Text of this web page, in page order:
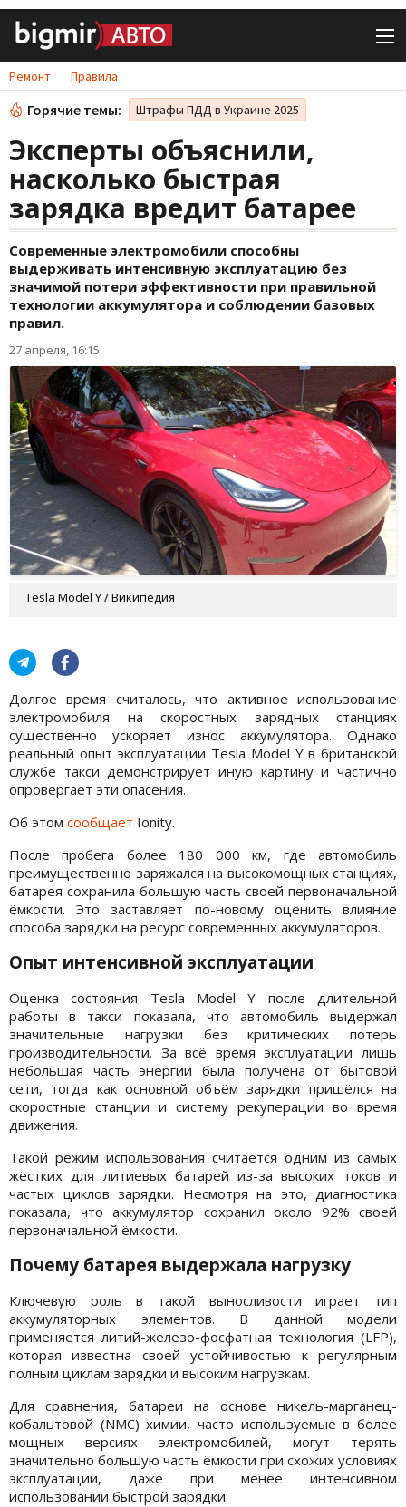
Ремонт Правила
Горячие темы: Штрафы ПДД в Украине 2025
Эксперты объяснили,
насколько быстрая
зарядка вредит батарее
Современные электромобили способны
выдерживать интенсивную эксплуатацию без
значимой потери эффективности при правильной
технологии аккумулятора и соблюдении базовых
правил.
27 апреля, 16:15
Tesla Model Y / Википедия
Долгое время считалось, что активное использование
электромобиля на скоростных зарядных станциях
существенно ускоряет износ аккумулятора. Однако
реальный опыт эксплуатации Tesla Model Y в британской
службе такси демонстрирует иную картину и частично
опровергает эти опасения.
Об этом сообщает Ionity.
После пробега более 180 000 км, где автомобиль
преимущественно заряжался на высокомощных станциях,
батарея сохранила большую часть своей первоначальной
ёмкости. Это заставляет по-новому оценить влияние
способа зарядки на ресурс современных аккумуляторов.
Опыт интенсивной эксплуатации
Оценка состояния Tesla Model Y после длительной
работы в такси показала, что автомобиль выдержал
значительные нагрузки без критических потерь
производительности. За всё время эксплуатации лишь
небольшая часть энергии была получена от бытовой
сети, тогда как основной объём зарядки пришёлся на
скоростные станции и систему рекуперации во время
движения.
Такой режим использования считается одним из самых
жёстких для литиевых батарей из-за высоких токов и
частых циклов зарядки. Несмотря на это, диагностика
показала, что аккумулятор сохранил около 92% своей
первоначальной ёмкости.
Почему батарея выдержала нагрузку
Ключевую роль в такой выносливости играет тип
аккумуляторных элементов. В данной модели
применяется литий-железо-фосфатная технология (LFP),
которая известна своей устойчивостью к регулярным
полным циклам зарядки и высоким нагрузкам.
Для сравнения, батареи на основе никель-марганец-
кобальтовой (NMC) химии, часто используемые в более
мощных версиях электромобилей, могут терять
значительно большую часть ёмкости при схожих условиях
эксплуатации, даже при менее интенсивном
использовании быстрой зарядки.